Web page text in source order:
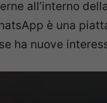
all’interno
è una
ha nuove